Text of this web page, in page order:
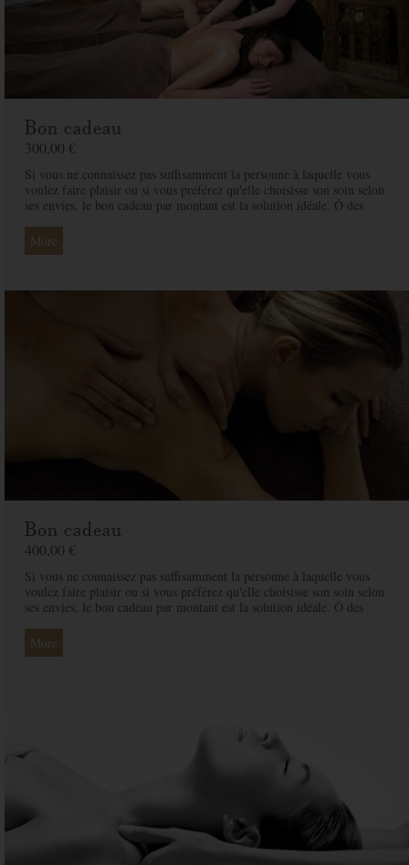
Bon cadeau
300,00 €
Si vous ne connaissez pas suffisamment la personne à laquelle vous
voulez faire plaisir ou si vous préférez qu'elle choisisse son soin selon
ses envies, le bon cadeau par montant est la solution idéale. Ô des
proche et ainsi rendre ce moment exceptionnel.
More
Bon cadeau
400,00 €
Si vous ne connaissez pas suffisamment la personne à laquelle vous
voulez faire plaisir ou si vous préférez qu'elle choisisse son soin selon
ses envies, le bon cadeau par montant est la solution idéale. Ô des
proche et ainsi rendre ce moment exceptionnel.
More